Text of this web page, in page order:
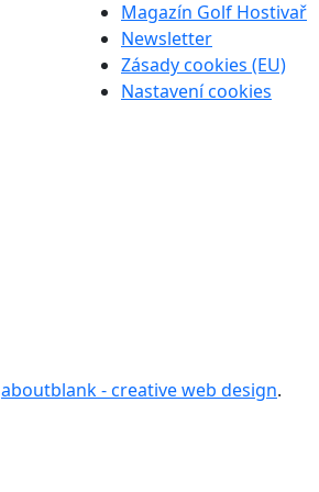
Magazín Golf Hostivař
Newsletter
Zásady cookies (EU)
Nastavení cookies
aboutblank - creative web design.